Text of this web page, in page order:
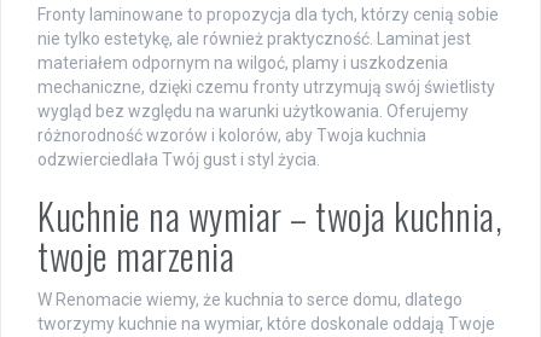
Fronty laminowane to propozycja dla tych, którzy cenią sobie
nie tylko estetykę, ale również praktyczność. Laminat jest
materiałem odpornym na wilgoć, plamy i uszkodzenia
mechaniczne, dzięki czemu fronty utrzymują swój świetlisty
wygląd bez względu na warunki użytkowania. Oferujemy
różnorodność wzorów i kolorów, aby Twoja kuchnia
odzwierciedlała Twój gust i styl życia.
Kuchnie na wymiar – twoja kuchnia,
twoje marzenia
W Renomacie wiemy, że kuchnia to serce domu, dlatego
tworzymy kuchnie na wymiar, które doskonale oddają Twoje